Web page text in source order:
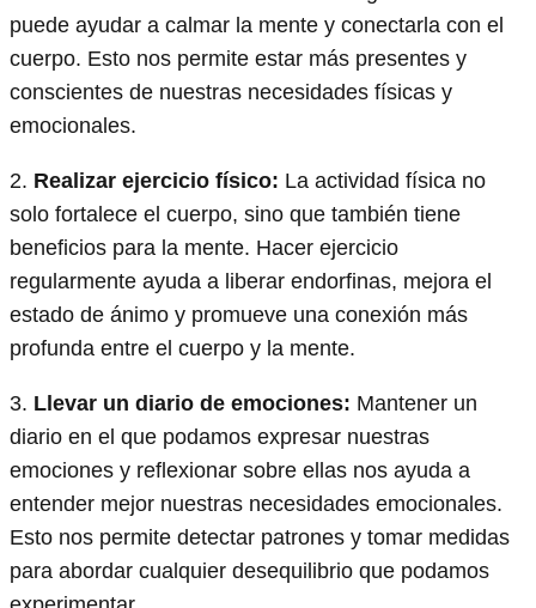
puede ayudar a calmar la mente y conectarla con el
cuerpo. Esto nos permite estar más presentes y
conscientes de nuestras necesidades físicas y
emocionales.
2. Realizar ejercicio físico: La actividad física no
solo fortalece el cuerpo, sino que también tiene
beneficios para la mente. Hacer ejercicio
regularmente ayuda a liberar endorfinas, mejora el
estado de ánimo y promueve una conexión más
profunda entre el cuerpo y la mente.
3. Llevar un diario de emociones: Mantener un
diario en el que podamos expresar nuestras
emociones y reflexionar sobre ellas nos ayuda a
entender mejor nuestras necesidades emocionales.
Esto nos permite detectar patrones y tomar medidas
para abordar cualquier desequilibrio que podamos